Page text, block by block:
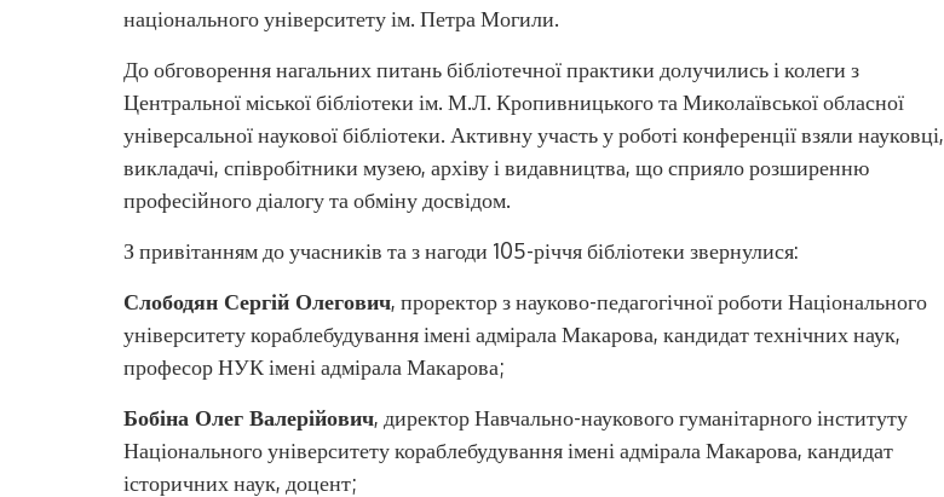
національного університету ім. Петра Могили.
До обговорення нагальних питань бібліотечної практики долучились і колеги з
Центральної міської бібліотеки ім. М.Л. Кропивницького та Миколаївської обласної
універсальної наукової бібліотеки. Активну участь у роботі конференції взяли науковці,
викладачі, співробітники музею, архіву і видавництва, що сприяло розширенню
професійного діалогу та обміну досвідом.
З привітанням до учасників та з нагоди 105-річчя бібліотеки звернулися:
Слободян Сергій Олегович, проректор з науково-педагогічної роботи Національного
університету кораблебудування імені адмірала Макарова, кандидат технічних наук,
професор НУК імені адмірала Макарова;
Бобіна Олег Валерійович, директор Навчально-наукового гуманітарного інституту
Національного університету кораблебудування імені адмірала Макарова, кандидат
історичних наук, доцент;